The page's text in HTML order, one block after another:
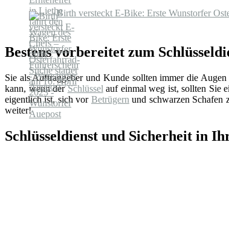
Birth versteckt E-Bike: Erste Wunstorfer
Bestens vorbereitet zum
Sie als Auftraggeber und Kunde sollten immer die
kann, wenn derSchlüssel auf einmal weg ist, sollten Sie
eigentlich ist, sich vor Betrügern und schwarzen
weiter!
Schlüsseldienst und Sicherheit in